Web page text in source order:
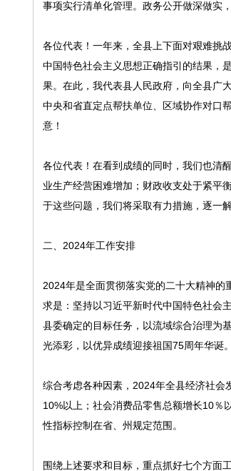
事项实行清单化管理。政务公开做深做实
各位代表！一年来，全县上下面对艰难挑
中国特色社会主义思想正确指引的结果，
果。在此，我代表县人民政府，向全县广
中央和省直定点帮扶单位、区域协作对口
意！
各位代表！在看到成绩的同时，我们也清
业生产经营困难增加；财政收支处于紧平
于这些问题，我们将采取有力措施，逐一
二、2024年工作安排
2024年是全面贯彻落实党的二十大精神的
求是：坚持以习近平新时代中国特色社会
县委确定的目标任务，以流域综合治理为
光添彩，以优异成绩迎接祖国75周年华诞。
综合考虑各种因素，2024年全县经济社会
10%以上；社会消费品零售总额增长10％
性指标控制在省、州规定范围。
围绕上述要求和目标，重点抓好七个方面工